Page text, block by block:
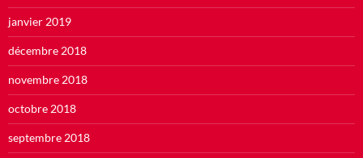
janvier 2019
décembre 2018
novembre 2018
octobre 2018
septembre 2018